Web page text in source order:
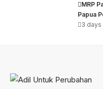
MRP
Papua
3 days